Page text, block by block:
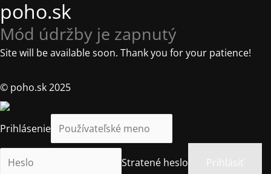
poho.sk
Mód údržby je zapnutý
Site will be available soon. Thank you for your patience!
© poho.sk 2025
Prihlásenie
Stratené heslo